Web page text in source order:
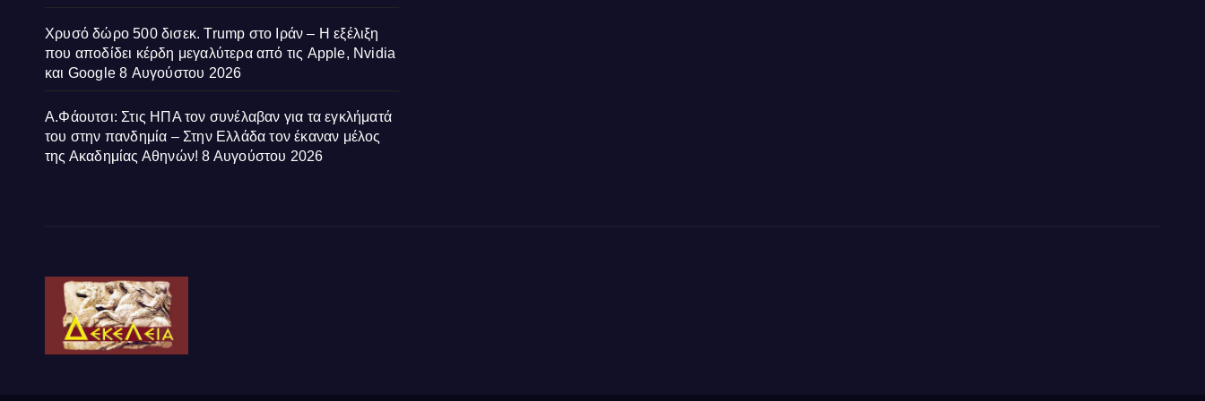
Χρυσό δώρο 500 δισεκ. Trump στο Ιράν – Η εξέλιξη
που αποδίδει κέρδη μεγαλύτερα από τις Apple, Nvidia
και Google 8 Αυγούστου 2026
Α.Φάουτσι: Στις ΗΠΑ τον συνέλαβαν για τα εγκλήματά
του στην πανδημία – Στην Ελλάδα τον έκαναν μέλος
της Ακαδημίας Αθηνών! 8 Αυγούστου 2026